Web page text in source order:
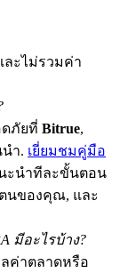
ะไม่รวมค่า
ภัยที่ Bitrue,
ำ. เยี่ยมชมคู่มือ
ะนำทีละขั้นตอน
นของคุณ, และ
มีอะไรบ้าง?
ค่าตลาดหรือ